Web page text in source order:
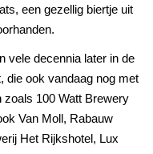
een gezellig biertje uit
vele decennia later in de
die ook vandaag nog met
100 Watt Brewery
Van Moll, Rabauw
Het Rijkshotel, Lux